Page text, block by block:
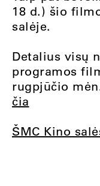
18 d.) šio
salėje.
Detalius visų
programos
rugpjūčio
čia
ŠMC Kino